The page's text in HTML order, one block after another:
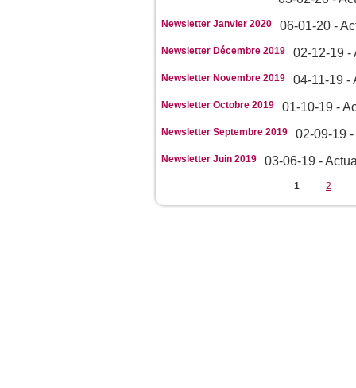
Newsletter Janvier 2020 06-01-20 -
Newsletter Décembre 2019 02-12-19 -
Newsletter Novembre 2019 04-11-19 -
Newsletter Octobre 2019 01-10-19 -
Newsletter Septembre 2019 02-09-19
Newsletter Juin 2019
03-06-19 -
1 2